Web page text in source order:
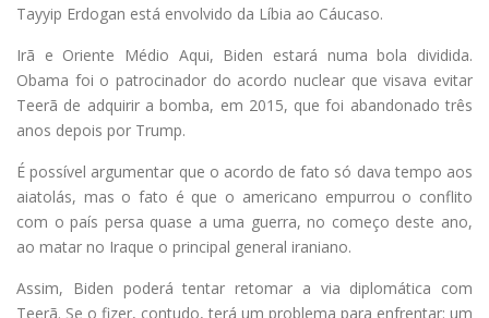
Tayyip Erdogan está envolvido da Líbia ao Cáucaso.
Irã e Oriente Médio Aqui, Biden estará numa bola dividida.
Obama foi o patrocinador do acordo nuclear que visava evitar
Teerã de adquirir a bomba, em 2015, que foi abandonado três
anos depois por Trump.
É possível argumentar que o acordo de fato só dava tempo aos
aiatolás, mas o fato é que o americano empurrou o conflito
com o país persa quase a uma guerra, no começo deste ano,
ao matar no Iraque o principal general iraniano.
Assim, Biden poderá tentar retomar a via diplomática com
Teerã. Se o fizer, contudo, terá um problema para enfrentar: um